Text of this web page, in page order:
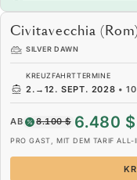
Civitavecchia
SILVER DAWN
KREUZFAHRTTERMINE
2. → 12. SEPT. 2028 •
AB 8.100 $ 6.480 $
PRO GAST, MIT DEM TARIF ALL-